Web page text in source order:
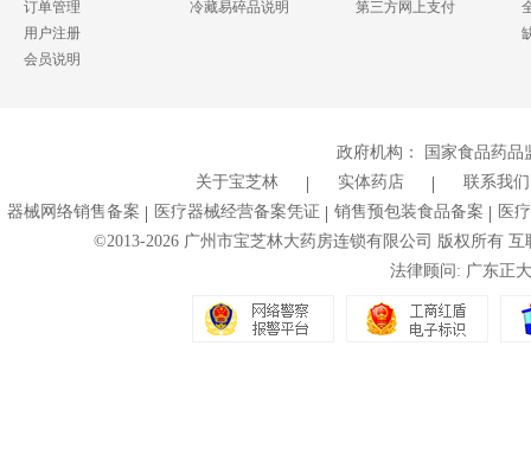
订单管理
用户注册
会员说明
冷藏易碎品说明
第三方网上支付
政府机构：
国家食品药品
关于宝芝林
实体药店
联系我们
器械网络销售备案
医疗器械经营备案凭证 销售预包装食品备案
医
©2013-2026广州市宝芝林大药房连锁有限公司 版权所有
法律顾问: 广东正